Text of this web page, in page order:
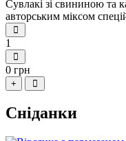
Сувлакі зі свининою та
авторським міксом
1
0 грн
+
Сніданки